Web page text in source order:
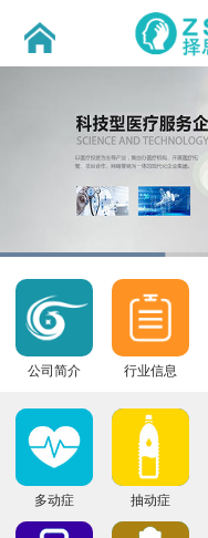
公司简介 行业信息
多动症 抽动症